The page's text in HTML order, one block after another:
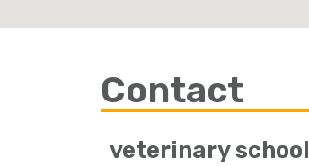
Contact
veterinary school